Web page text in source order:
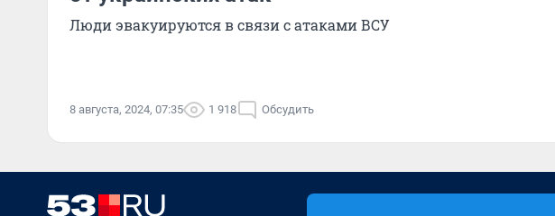
Люди эвакуируются в связи с атаками ВСУ
8 августа, 2024, 07:35 1 918 Обсудить